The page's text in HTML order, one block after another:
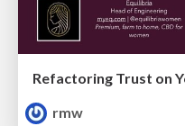
rmw